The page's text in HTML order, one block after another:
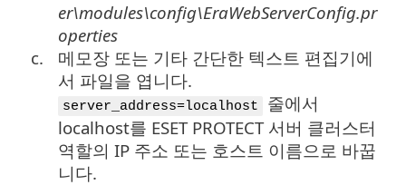
er\modules\config\EraWebServerConfig.pr
operties
c.
메모장 또는 기타 간단한 텍스트 편집기에
서 파일을 엽니다.
server_address=localhost
줄에서
localhost를 ESET PROTECT 서버 클러스터
역할의 IP 주소 또는 호스트 이름으로 바꿉
니다.